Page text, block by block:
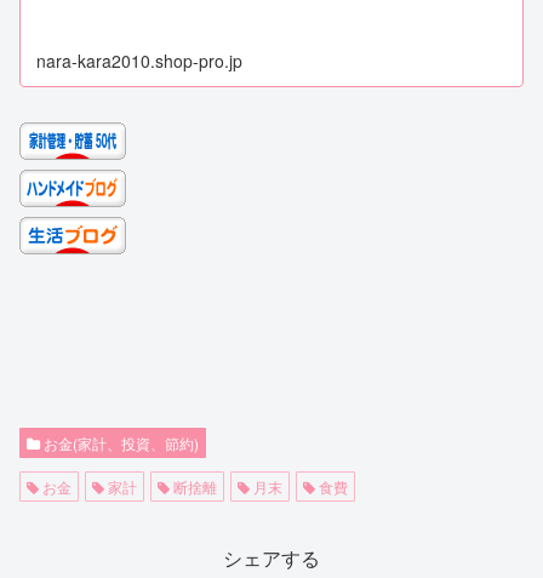
nara-kara2010.shop-pro.jp
お金(家計、投資、節約)
お金 家計 断捨離 月末 食費
シェアする